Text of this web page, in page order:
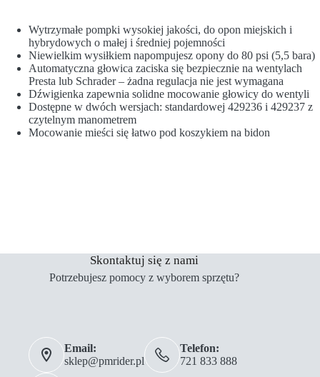
Wytrzymałe pompki wysokiej jakości, do opon miejskich i
hybrydowych o małej i średniej pojemności
Niewielkim wysiłkiem napompujesz opony do 80 psi (5,5 bara)
Automatyczna głowica zaciska się bezpiecznie na wentylach
Presta lub Schrader – żadna regulacja nie jest wymagana
Dźwigienka zapewnia solidne mocowanie głowicy do wentyli
Dostępne w dwóch wersjach: standardowej 429236 i 429237 z
czytelnym manometrem
Mocowanie mieści się łatwo pod koszykiem na bidon
Skontaktuj się z nami
Potrzebujesz pomocy z wyborem sprzętu?
Email:
sklep@pmrider.pl
Telefon:
721 833 888